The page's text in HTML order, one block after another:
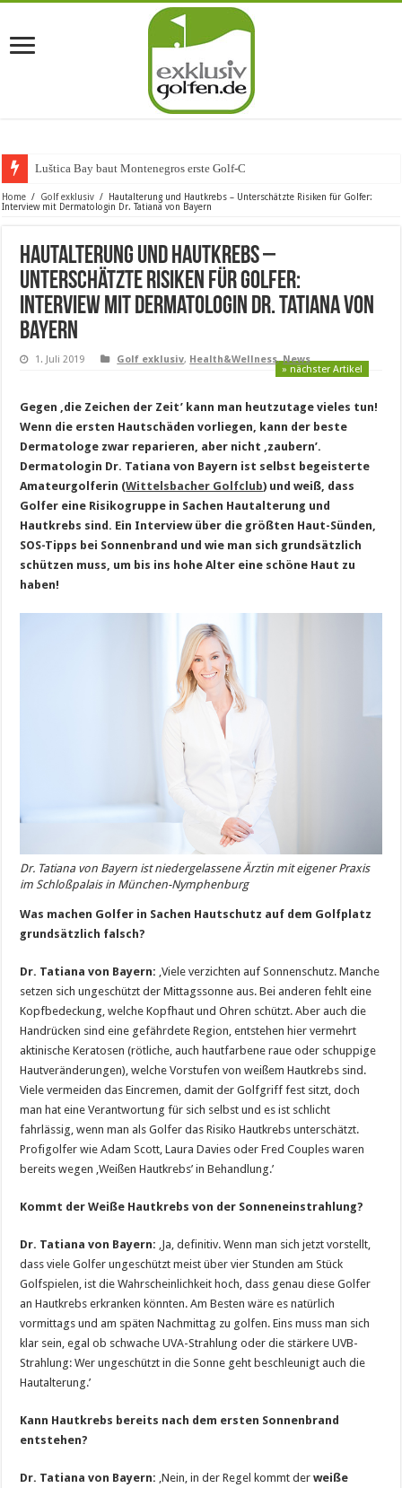
Luštica Bay baut Montenegros erste Golf-Community we
Home / Golf exklusiv /
Hautalterung und Hautkrebs – Unterschätzte Risiken für Golfer:
Interview mit Dermatologin Dr. Tatiana von Bayern
Hautalterung und Hautkrebs –
Unterschätzte Risiken für Golfer:
Interview mit Dermatologin Dr. Tatiana von
Bayern
1. Juli 2019 Golf exklusiv, Health&Wellness,News
» nächster Artikel
Gegen ,die Zeichen der Zeit’ kann man heutzutage vieles tun!
Wenn die ersten Hautschäden vorliegen, kann der beste
Dermatologe zwar reparieren, aber nicht ‚zaubern’.
Dermatologin Dr. Tatiana von Bayern ist selbst begeisterte
Amateurgolferin (Wittelsbacher Golfclub) und weiß, dass
Golfer eine Risikogruppe in Sachen Hautalterung und
Hautkrebs sind. Ein Interview über die größten Haut-Sünden,
SOS-Tipps bei Sonnenbrand und wie man sich grundsätzlich
schützen muss, um bis ins hohe Alter eine schöne Haut zu
haben!
Dr. Tatiana von Bayern ist niedergelassene Ärztin mit eigener Praxis
im Schloßpalais in München-Nymphenburg
Was machen Golfer in Sachen Hautschutz auf dem Golfplatz
grundsätzlich falsch?
Dr. Tatiana von Bayern: ‚Viele verzichten auf Sonnenschutz. Manche
setzen sich ungeschützt der Mittagssonne aus. Bei anderen fehlt eine
Kopfbedeckung, welche Kopfhaut und Ohren schützt. Aber auch die
Handrücken sind eine gefährdete Region, entstehen hier vermehrt
aktinische Keratosen (rötliche, auch hautfarbene raue oder schuppige
Hautveränderungen), welche Vorstufen von weißem Hautkrebs sind.
Viele vermeiden das Eincremen, damit der Golfgriff fest sitzt, doch
man hat eine Verantwortung für sich selbst und es ist schlicht
fahrlässig, wenn man als Golfer das Risiko Hautkrebs unterschätzt.
Profigolfer wie Adam Scott, Laura Davies oder Fred Couples waren
bereits wegen ‚Weißen Hautkrebs’ in Behandlung.’
Kommt der Weiße Hautkrebs von der Sonneneinstrahlung?
Dr. Tatiana von Bayern: ‚Ja, definitiv. Wenn man sich jetzt vorstellt,
dass viele Golfer ungeschützt meist über vier Stunden am Stück
Golfspielen, ist die Wahrscheinlichkeit hoch, dass genau diese Golfer
an Hautkrebs erkranken könnten. Am Besten wäre es natürlich
vormittags und am späten Nachmittag zu golfen. Eins muss man sich
klar sein, egal ob schwache UVA-Strahlung oder die stärkere UVB-
Strahlung: Wer ungeschützt in die Sonne geht beschleunigt auch die
Hautalterung.’
Kann Hautkrebs bereits nach dem ersten Sonnenbrand
entstehen?
Dr. Tatiana von Bayern: ‚Nein, in der Regel kommt derweiße